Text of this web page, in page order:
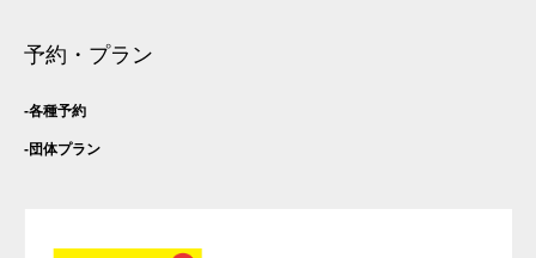
予約・プラン
各種予約
団体プラン